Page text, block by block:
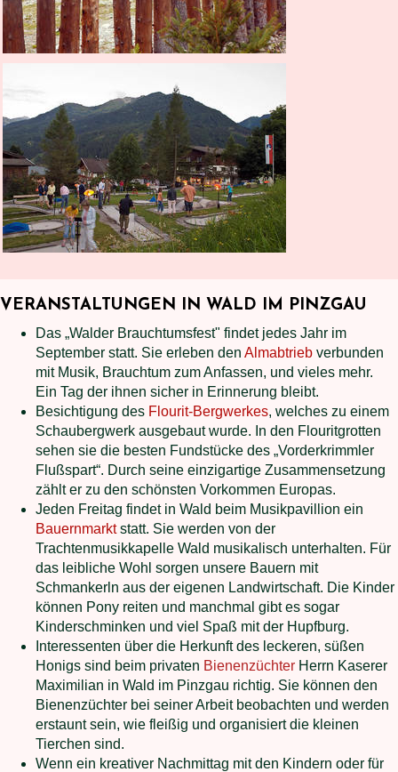
VERANSTALTUNGEN IN WALD IM PINZGAU
Das „Walder Brauchtumsfest" findet jedes Jahr im
September statt. Sie erleben den Almabtrieb verbunden
mit Musik, Brauchtum zum Anfassen, und vieles mehr.
Ein Tag der ihnen sicher in Erinnerung bleibt.
Besichtigung des Flourit-Bergwerkes, welches zu einem
Schaubergwerk ausgebaut wurde. In den Flouritgrotten
sehen sie die besten Fundstücke des „Vorderkrimmler
Flußspart“. Durch seine einzigartige Zusammensetzung
zählt er zu den schönsten Vorkommen Europas.
Jeden Freitag findet in Wald beim Musikpavillion ein
Bauernmarktstatt. Sie werden von der
Trachtenmusikkapelle Wald musikalisch unterhalten. Für
das leibliche Wohl sorgen unsere Bauern mit
Schmankerln aus der eigenen Landwirtschaft. Die Kinder
können Pony reiten und manchmal gibt es sogar
Kinderschminken und viel Spaß mit der Hupfburg.
Interessenten über die Herkunft des leckeren, süßen
Honigs sind beim privaten Bienenzüchter Herrn Kaserer
Maximilian in Wald im Pinzgau richtig. Sie können den
Bienenzüchter bei seiner Arbeit beobachten und werden
erstaunt sein, wie fleißig und organisiert die kleinen
Tierchen sind.
Wenn ein kreativer Nachmittag mit den Kindern oder für